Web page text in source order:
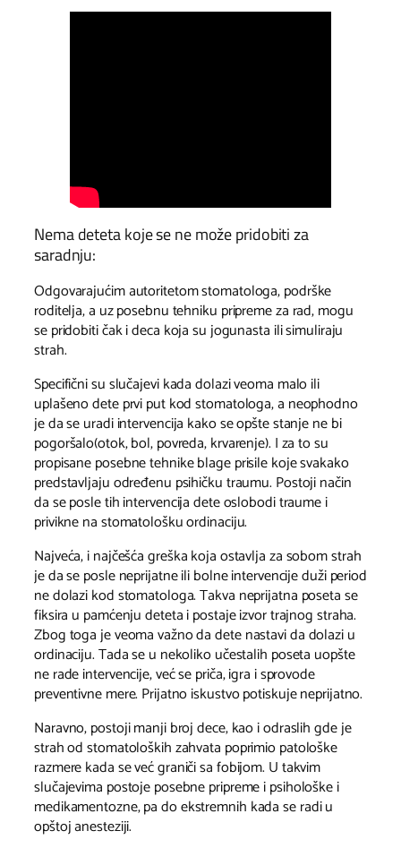
Nema deteta koje se ne može pridobiti za
saradnju:
Odgovarajućim autoritetom stomatologa, podrške
roditelja, a uz posebnu tehniku pripreme za rad, mogu
se pridobiti čak i deca koja su jogunasta ili simuliraju
strah.
Specifični su slučajevi kada dolazi veoma malo ili
uplašeno dete prvi put kod stomatologa, a neophodno
je da se uradi intervencija kako se opšte stanje ne bi
pogoršalo(otok, bol, povreda, krvarenje). I za to su
propisane posebne tehnike blage prisile koje svakako
predstavljaju određenu psihičku traumu. Postoji način
da se posle tih intervencija dete oslobodi traume i
privikne na stomatološku ordinaciju.
Najveća, i najčešća greška koja ostavlja za sobom strah
je da se posle neprijatne ili bolne intervencije duži period
ne dolazi kod stomatologa. Takva neprijatna poseta se
fiksira u pamćenju deteta i postaje izvor trajnog straha.
Zbog toga je veoma važno da dete nastavi da dolazi u
ordinaciju. Tada se u nekoliko učestalih poseta uopšte
ne rade intervencije, već se priča, igra i sprovode
preventivne mere. Prijatno iskustvo potiskuje neprijatno.
Naravno, postoji manji broj dece, kao i odraslih gde je
strah od stomatoloških zahvata poprimio patološke
razmere kada se već graniči sa fobijom. U takvim
slučajevima postoje posebne pripreme i psihološke i
medikamentozne, pa do ekstremnih kada se radi u
opštoj anesteziji.